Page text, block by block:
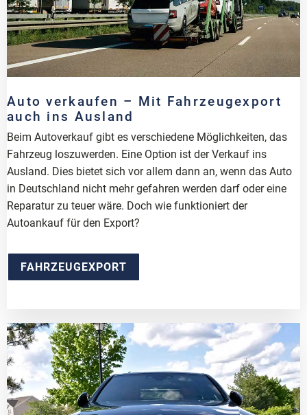
Auto verkaufen – Mit Fahrzeugexport
auch ins Ausland
Beim Autoverkauf gibt es verschiedene Möglichkeiten, das
Fahrzeug loszuwerden. Eine Option ist der Verkauf ins
Ausland. Dies bietet sich vor allem dann an, wenn das Auto
in Deutschland nicht mehr gefahren werden darf oder eine
Reparatur zu teuer wäre. Doch wie funktioniert der
Autoankauf für den Export?
FAHRZEUGEXPORT